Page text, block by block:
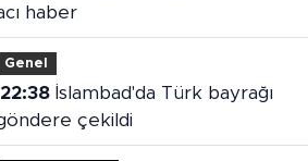
haber
Genel
22:38İslambad'da Türk bayrağı
çekildi